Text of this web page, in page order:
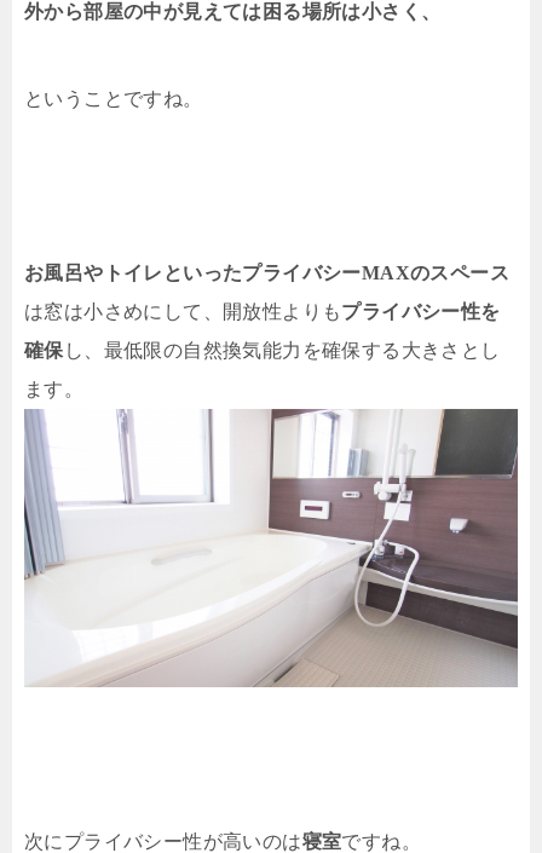
外から部屋の中が見えては困る場所は小さく、
ということですね。
お風呂やトイレといったプライバシーMAXのスペース
は窓は小さめにして、開放性よりもプライバシー性を
確保 し、最低限の自然換気能力を確保する大きさとし
ます。
次にプライバシー性が高いのは寝室ですね。